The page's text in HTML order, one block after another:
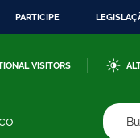
PARTICIPE
VISITORS